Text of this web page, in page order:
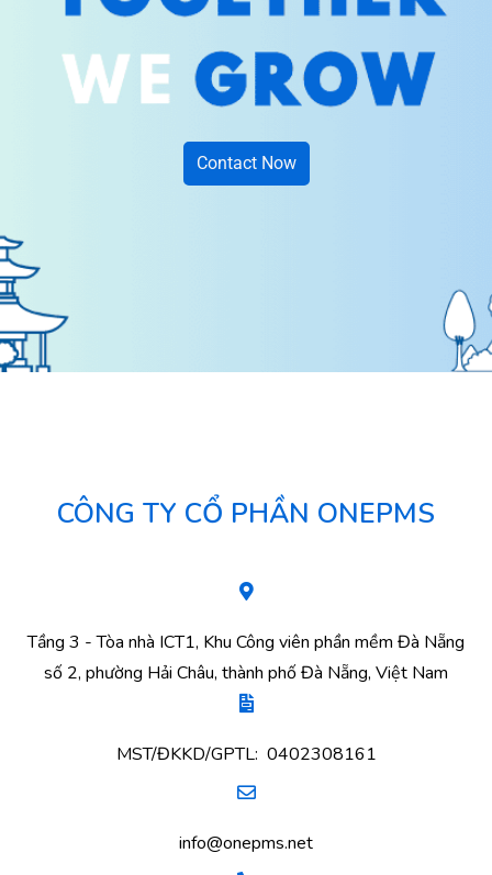
Contact Now
CÔNG TY CỔ PHẦN ONEPMS
Tầng 3 - Tòa nhà ICT1, Khu Công viên phần mềm Đà Nẵng
số 2, phường Hải Châu, thành phố Đà Nẵng, Việt Nam
MST/ĐKKD/GPTL: 0402308161
info@onepms.net